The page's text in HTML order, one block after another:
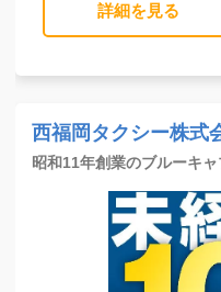
詳細を見る
西福岡タクシー株式
昭和11年創業のブルーキ